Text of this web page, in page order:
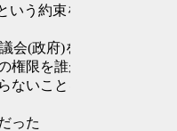
いう約束を果
会(政府)を掃
権限を誰が持
ないことを
った